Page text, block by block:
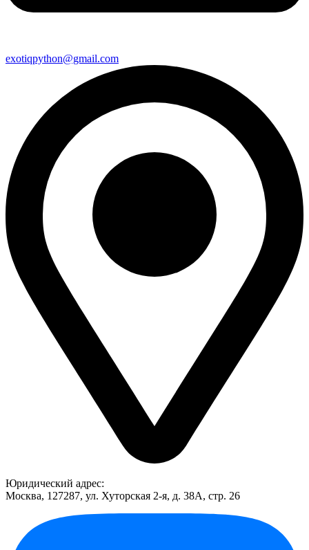
exotiqpython@gmail.com
Юридический адрес:
Москва, 127287, ул. Хуторская 2-я, д. 38А, стр. 26